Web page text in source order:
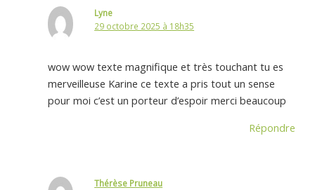
Lyne
29 octobre 2025 à 18h35
wow wow texte magnifique et très touchant tu es
merveilleuse Karine ce texte a pris tout un sense
pour moi c’est un porteur d’espoir merci beaucoup
Répondre
Thérèse Pruneau